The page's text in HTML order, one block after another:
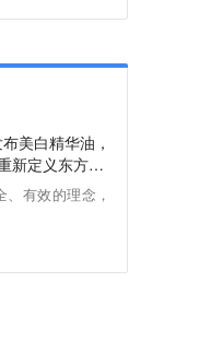
美白精华油，
新定义东方美
有效的理念，